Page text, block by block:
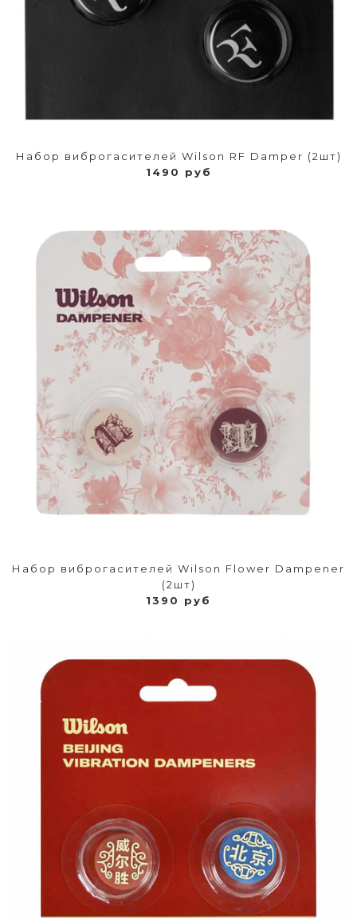
Набор виброгасителей Wilson RF Damper (2шт)
1490 руб
Набор виброгасителей Wilson Flower Dampener
(2шт)
1390 руб